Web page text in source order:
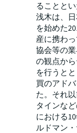
ることとい
浅木は、
を始めた
産に携わ
協会等の
の観点か
を行うと
買のアド
た。それ
タインな
における
ルドマン